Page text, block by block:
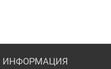
ИНФОРМАЦИЯ